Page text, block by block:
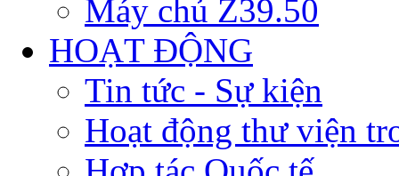
Máy chủ Z39.50
HOẠT ĐỘNG
Tin tức - Sự kiện
Hoạt động thư viện